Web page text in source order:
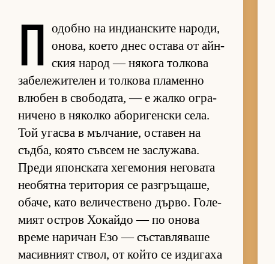
П о­добно на ин­ди­ан­с­ките на­ро­ди,
оно­ва, ко­ето днес ос­тава от айн­
с­кия на­род — ня­кога тол­кова
за­бе­ле­жи­те­лен и тол­кова пла­менно
влю­бен в сво­бо­да­та, — е жалко ог­ра­
ни­чено в ня­колко або­ри­ген­ски се­ла.
Той угасва в мъл­ча­ние, ос­та­вен на
съд­ба, ко­ято съв­сем не зас­лу­жа­ва.
Преди япон­с­ката хе­ге­мо­ния не­го­вата
не­о­бятна те­ри­то­рия се раз­г­ръ­ща­ше,
оба­че, като ве­ли­чес­т­вено дър­во. Го­ле­
мият ос­т­ров Хо­кайдо — по онова
време на­ри­чан Езо — със­тав­ля­ваше
ма­сив­ният ствол, от който се из­ди­гаха